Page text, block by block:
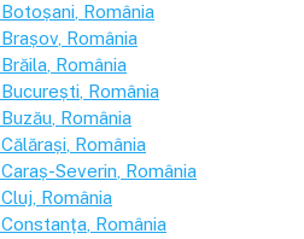
Botoșani , România
Brașov , România
Brăila , România
București , România
Buzău , România
Călărași , România
Caraș-Severin , România
Cluj , România
Constanța , România